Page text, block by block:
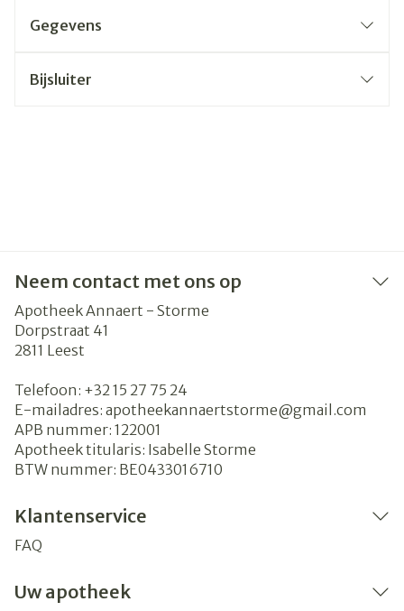
Gegevens
Bijsluiter
Neem contact met ons op
Apotheek Annaert - Storme
Dorpstraat 41
2811 Leest
Telefoon: +32 15 27 75 24
E-mailadres: apotheekannaertstorme@gmail.com
APB nummer: 122001
Apotheek titularis: Isabelle Storme
BTW nummer: BE0433016710
Klantenservice
FAQ
Uw apotheek